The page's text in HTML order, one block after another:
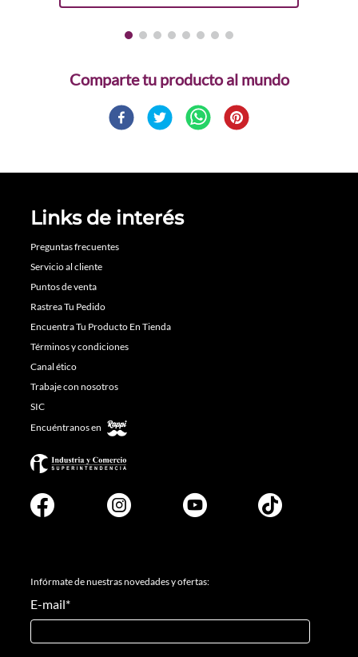
Comparte
Links de interés
Preguntas frecuentes
Servicio al cliente
Puntos de venta
Rastrea Tu Pedido
Encuentra Tu Producto En Tienda
Términos y condiciones
Canal ético
Trabaje con nosotros
SIC
Encuéntranos en
Infórmate de nuestras novedades y ofertas:
E-mail*